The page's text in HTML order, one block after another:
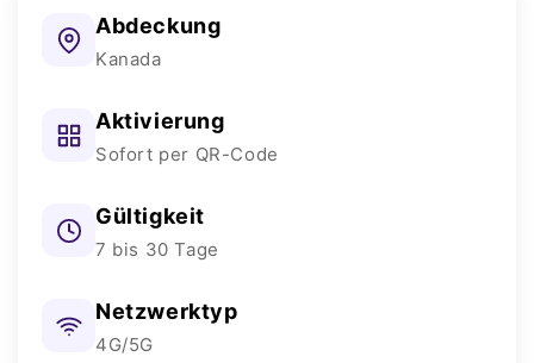
Abdeckung
Kanada
Aktivierung
Sofort per QR-Code
Gültigkeit
7 bis 30 Tage
Netzwerktyp
4G/5G